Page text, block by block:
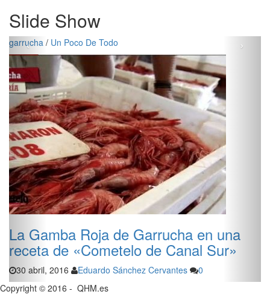
Slide Show
garrucha / Un Poco De Todo
La Gamba Roja de Garrucha en una
receta de «Cometelo de Canal Sur»
30 abril, 2016 Eduardo Sánchez Cervantes 0
‹ ›
Copyright © 2016 - QHM.es